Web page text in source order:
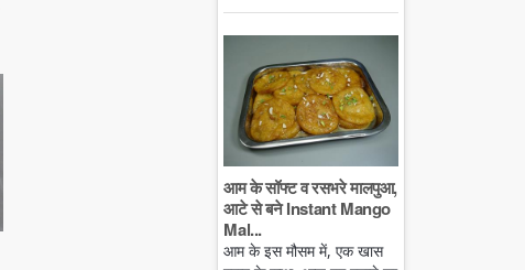
आम के सॉफ्ट व रसभरे मालपुआ,
आटे से बने Instant Mango
Mal...
आम के इस मौसम में, एक खास